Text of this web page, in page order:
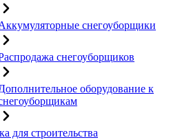
снегоуборщики
снегоуборщиков
оборудование к
для строительства